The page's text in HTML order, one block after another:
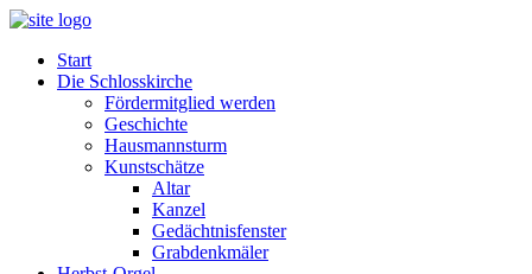
Start
Die Schlosskirche
Fördermitglied werden
Geschichte
Hausmannsturm
Kunstschätze
Altar
Kanzel
Gedächtnisfenster
Grabdenkmäler